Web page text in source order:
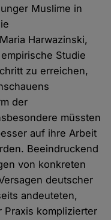
Muslime in
Harwazinski,
Studie
zu erreichen,
der
müssten
auf ihre Arbeit
Beeindruckend
von konkreten
deutscher
andeuteten,
Praxis komplizierter